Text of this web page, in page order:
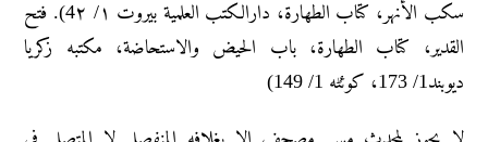
سکب الأنهر، کتاب الطهارة، دارالکتب العلمیة بیروت ۱/ 4۲). فتح
القدیر، کتاب الطهارة، باب الحیض والاستحاضة، مکتبه زکریا
دیوبند1/ 173، کوئٹه 1/ 149)